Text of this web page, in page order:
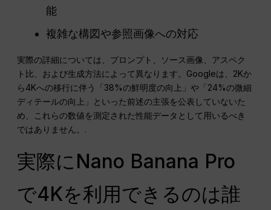
能
複雑な構図や参照画像への対応
実際の詳細については、プロンプト、ソース画像、アスペク
ト比、および生成方法によって異なります。Googleは、2Kか
ら4Kへの移行に伴う「38%の鮮明度の向上」や「24%の微細
ディテールの向上」といった前述の主張を公表していないた
め、これらの数値を測定された性能データとして用いるべき
ではありません。.
実際にNano Banana Pro
で4Kを利用できるのは誰